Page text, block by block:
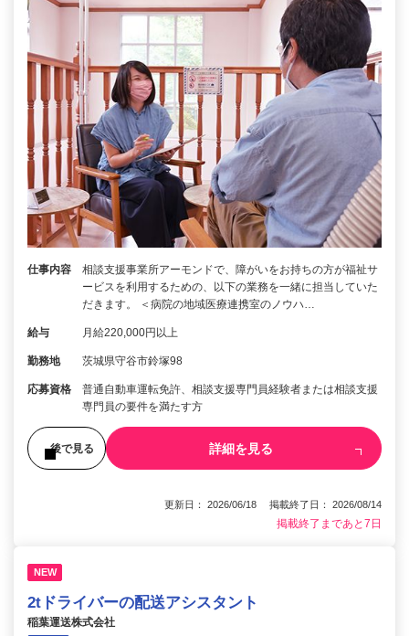
仕事内容
相談支援事業所アーモンドで、障がいをお持ちの方が福祉サ
ービスを利用するための、以下の業務を一緒に担当していた
だきます。 ＜病院の地域医療連携室のノウハ…
給与 月給220,000円以上
勤務地 茨城県守谷市鈴塚98
応募資格
普通自動車運転免許、相談支援専門員経験者または相談支援
専門員の要件を満たす方
後で見る 詳細を見る
更新日： 2026/06/18 掲載終了日： 2026/08/14
掲載終了まであと7日
NEW
2tドライバーの配送アシスタント
稲葉運送株式会社